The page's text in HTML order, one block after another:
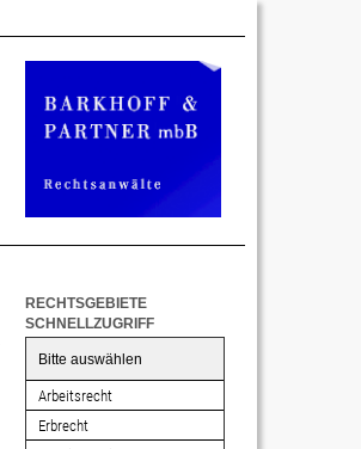
RECHTSGEBIETE
SCHNELLZUGRIFF
Bitte auswählen
Arbeitsrecht
Erbrecht